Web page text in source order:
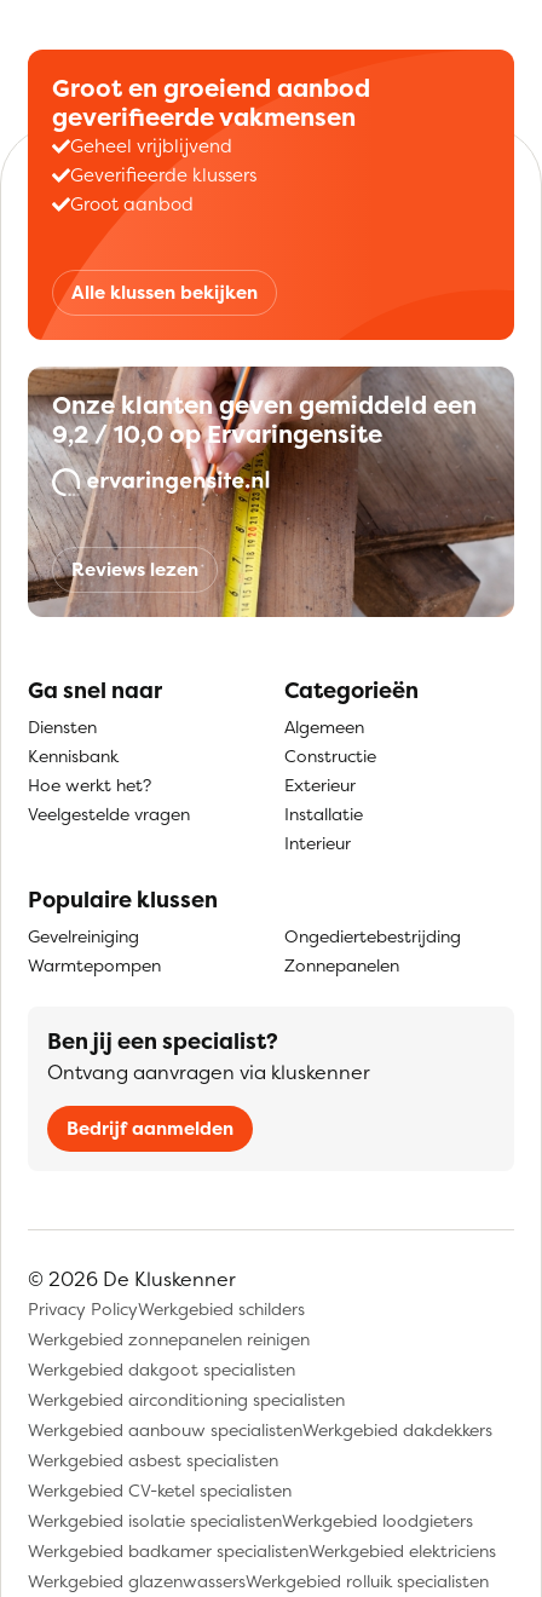
Groot en groeiend aanbod
geverifieerde vakmensen
Geheel vrijblijvend
Geverifieerde klussers
Groot aanbod
Alle klussen bekijken
Onze klanten geven gemiddeld een
9,2 / 10,0 op Ervaringensite
Reviews lezen
Ga snel naar
Diensten
Kennisbank
Hoe werkt het?
Veelgestelde vragen
Categorieën
Algemeen
Constructie
Exterieur
Installatie
Interieur
Populaire klussen
Gevelreiniging
Warmtepompen
Ongediertebestrijding
Zonnepanelen
Ben jij een specialist?
Ontvang aanvragen via kluskenner
Bedrijf aanmelden
© 2026 De Kluskenner
Privacy PolicyWerkgebied schilders
Werkgebied zonnepanelen reinigen
Werkgebied dakgoot specialisten
Werkgebied airconditioning specialisten
Werkgebied aanbouw specialistenWerkgebied dakdekkers
Werkgebied asbest specialisten
Werkgebied CV-ketel specialisten
Werkgebied isolatie specialistenWerkgebied loodgieters
Werkgebied badkamer specialistenWerkgebied elektriciens
Werkgebied glazenwassersWerkgebied rolluik specialisten